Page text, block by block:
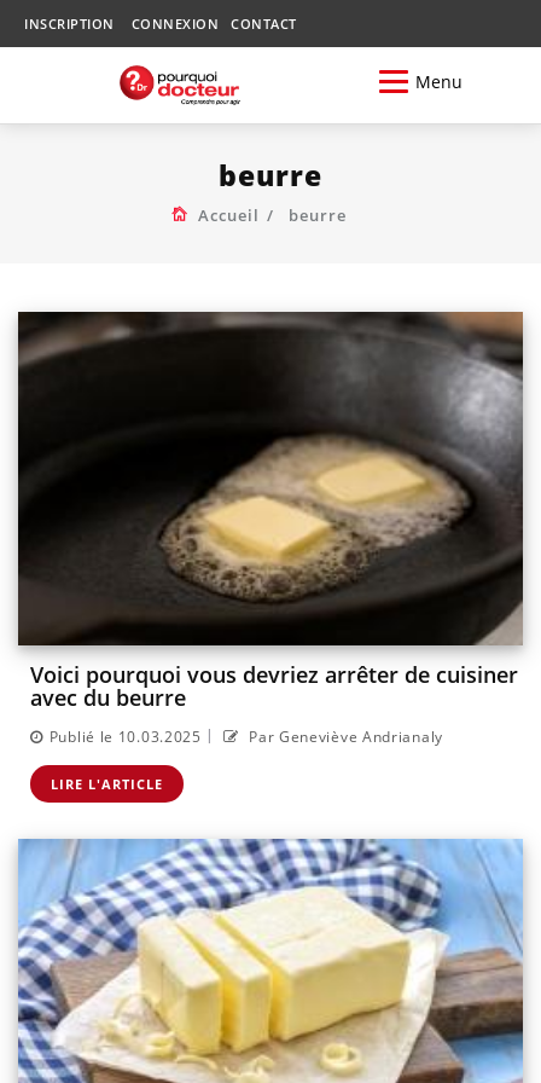
INSCRIPTION CONNEXION CONTACT
Menu
beurre
Accueil beurre
Voici pourquoi vous devriez arrêter de cuisiner
avec du beurre
Publié le 10.03.2025 | Par Geneviève Andrianaly
LIRE L'ARTICLE